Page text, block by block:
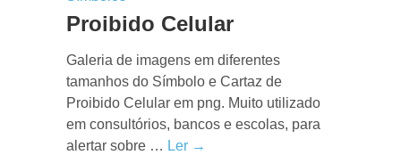
Proibido Celular
Galeria de imagens em diferentes
tamanhos do Símbolo e Cartaz de
Proibido Celular em png. Muito utilizado
em consultórios, bancos e escolas, para
alertar sobre … Ler →